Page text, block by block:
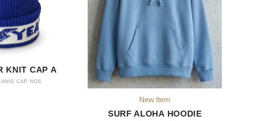
KNIT CAP A
CAP NOS
New Item
SURF ALOHA HOODIE